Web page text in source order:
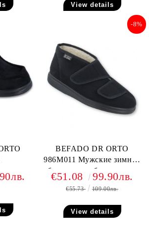
View details
BEFADO DR ORTO
986M011 Мужские зимние
ботинки диабетические,
для проблемных ног
-8%
€51.08 99.90лв.
€55.73 109.00лв.
View details